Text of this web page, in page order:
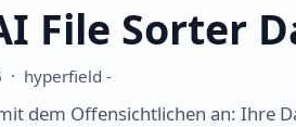
File Sorter
· hyperfield -
dem Offensichtlichen an: Ihre